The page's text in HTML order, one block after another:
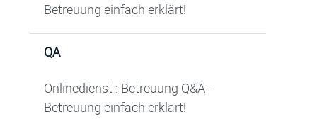
Betreuung einfach erklärt!
QA
Onlinedienst : Betreuung Q&A -
Betreuung einfach erklärt!